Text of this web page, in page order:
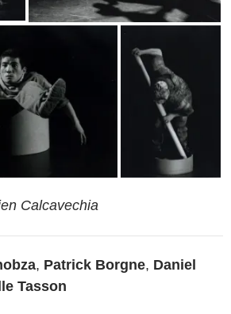
Calcavechia
, Patrick Borgne, Daniel
Tasson